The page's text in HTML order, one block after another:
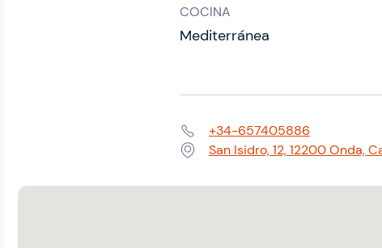
COCINA
Mediterránea
Teléfono:+34-657405886
Dirección:San Isidro, 12, 12200 Onda,